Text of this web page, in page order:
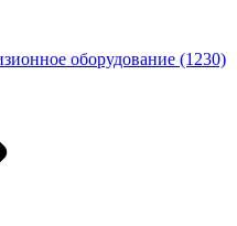
оборудование (1230)